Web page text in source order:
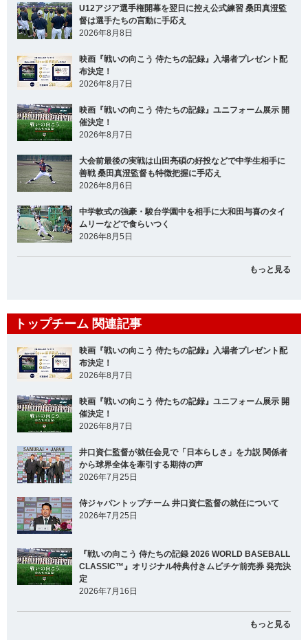
U12アジア選手権開幕を翌日に控え公式練習 桑田真澄監
督は選手たちの言動に手応え
2026年8月8日
映画『戦いの向こう 侍たちの記録』入場者プレゼント配
布決定！
2026年8月7日
映画『戦いの向こう 侍たちの記録』ユニフォーム展示 開
催決定！
2026年8月7日
大会前最後の実戦は山田亮碩の好投などで中学生相手に
善戦 桑田真澄監督も特徴把握に手応え
2026年8月6日
中学軟式の強豪・駿台学園中を相手に大和田与喜のタイ
ムリーなどで食らいつく
2026年8月5日
もっと見る
トップチーム 関連記事
映画『戦いの向こう 侍たちの記録』入場者プレゼント配
布決定！
2026年8月7日
映画『戦いの向こう 侍たちの記録』ユニフォーム展示 開
催決定！
2026年8月7日
井口資仁監督が就任会見で「日本らしさ」を力説 関係者
から球界全体を牽引する期待の声
2026年7月25日
侍ジャパントップチーム 井口資仁監督の就任について
2026年7月25日
『戦いの向こう 侍たちの記録 2026 WORLD BASEBALL
CLASSIC™』オリジナル特典付きムビチケ前売券 発売決
定
2026年7月16日
もっと見る